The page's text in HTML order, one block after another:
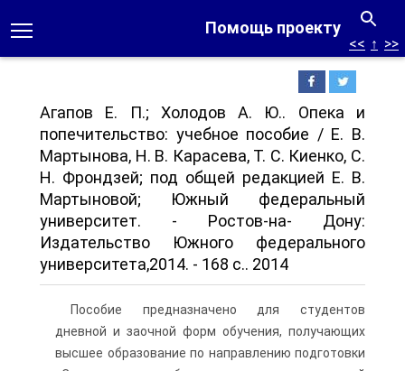
Помощь проекту
<< ↑ >>
Агапов Е. П.; Холодов А. Ю.. Опека и
попечительство: учебное пособие / Е. В.
Мартынова, Н. В. Карасева, Т. С. Киенко, С.
Н. Фрондзей; под общей редакцией Е. В.
Мартыновой; Южный федеральный
университет. - Ростов-на- Дону:
Издательство Южного федерального
университета,2014. - 168 с.. 2014
Пособие предназначено для студентов
дневной и заочной форм обучения, получающих
высшее образование по направлению подготовки